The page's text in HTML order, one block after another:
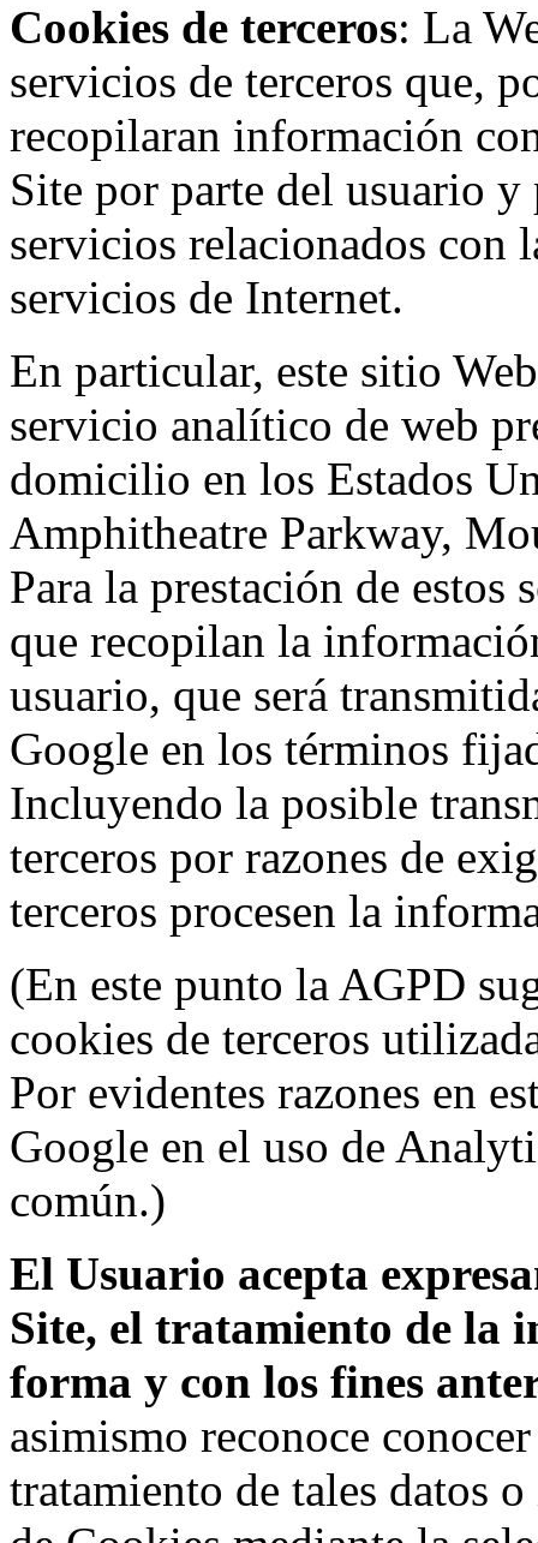
Cookies de terceros: La
servicios de terceros que,
recopilaran información
Site por parte del usuario
servicios relacionados con
servicios de Internet.
En particular, este sitio
servicio analítico de web
domicilio en los Estados
Amphitheatre Parkway,
Para la prestación de
que recopilan la
usuario, que será
Google en los términos
Incluyendo la posible
terceros por razones de
terceros procesen la
(En este punto la AGPD
cookies de terceros
Por evidentes razones en
Google en el uso de
común.)
El Usuario acepta
Site, el tratamiento de la
forma y con los fines
asimismo reconoce
tratamiento de tales datos